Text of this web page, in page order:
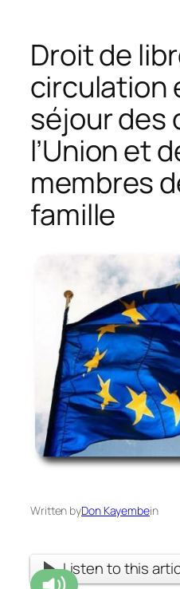
Droit de
circulation
séjour des
l’Union et
membres
famille
Written byDon Kayembein
Listen to this